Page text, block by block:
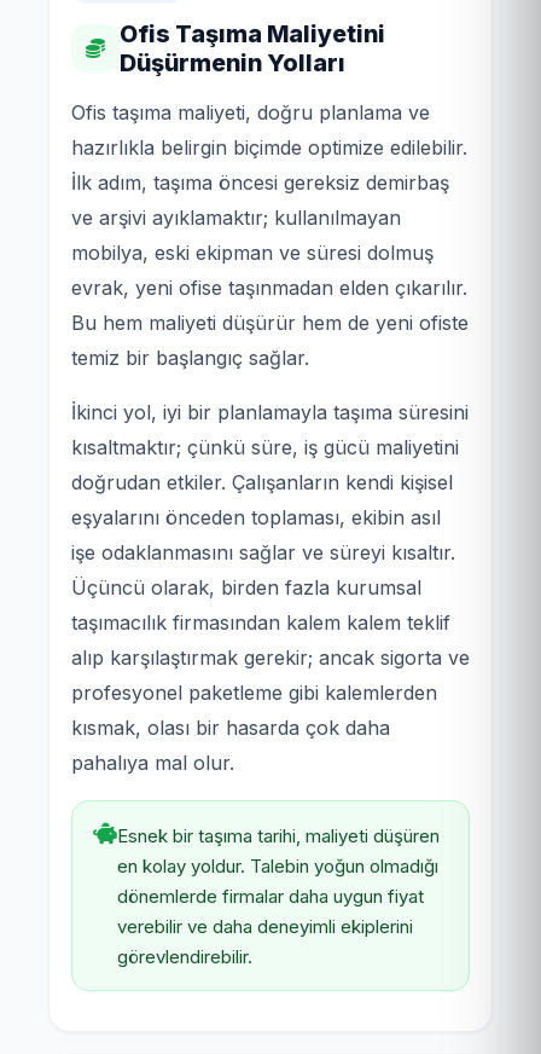
Ofis Taşıma Maliyetini
Düşürmenin Yolları
Ofis taşıma maliyeti, doğru planlama ve
hazırlıkla belirgin biçimde optimize edilebilir.
İlk adım, taşıma öncesi gereksiz demirbaş
ve arşivi ayıklamaktır; kullanılmayan
mobilya, eski ekipman ve süresi dolmuş
evrak, yeni ofise taşınmadan elden çıkarılır.
Bu hem maliyeti düşürür hem de yeni ofiste
temiz bir başlangıç sağlar.
İkinci yol, iyi bir planlamayla taşıma süresini
kısaltmaktır; çünkü süre, iş gücü maliyetini
doğrudan etkiler. Çalışanların kendi kişisel
eşyalarını önceden toplaması, ekibin asıl
işe odaklanmasını sağlar ve süreyi kısaltır.
Üçüncü olarak, birden fazla kurumsal
taşımacılık firmasından kalem kalem teklif
alıp karşılaştırmak gerekir; ancak sigorta ve
profesyonel paketleme gibi kalemlerden
kısmak, olası bir hasarda çok daha
pahalıya mal olur.
Esnek bir taşıma tarihi, maliyeti düşüren
en kolay yoldur. Talebin yoğun olmadığı
dönemlerde firmalar daha uygun fiyat
verebilir ve daha deneyimli ekiplerini
görevlendirebilir.